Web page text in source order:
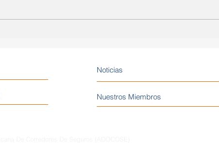
Noticias
Nuestros Miembros